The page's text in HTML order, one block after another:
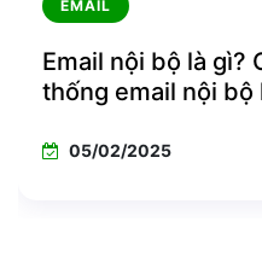
Cách xây dựng hệ
bộ hiệu quả